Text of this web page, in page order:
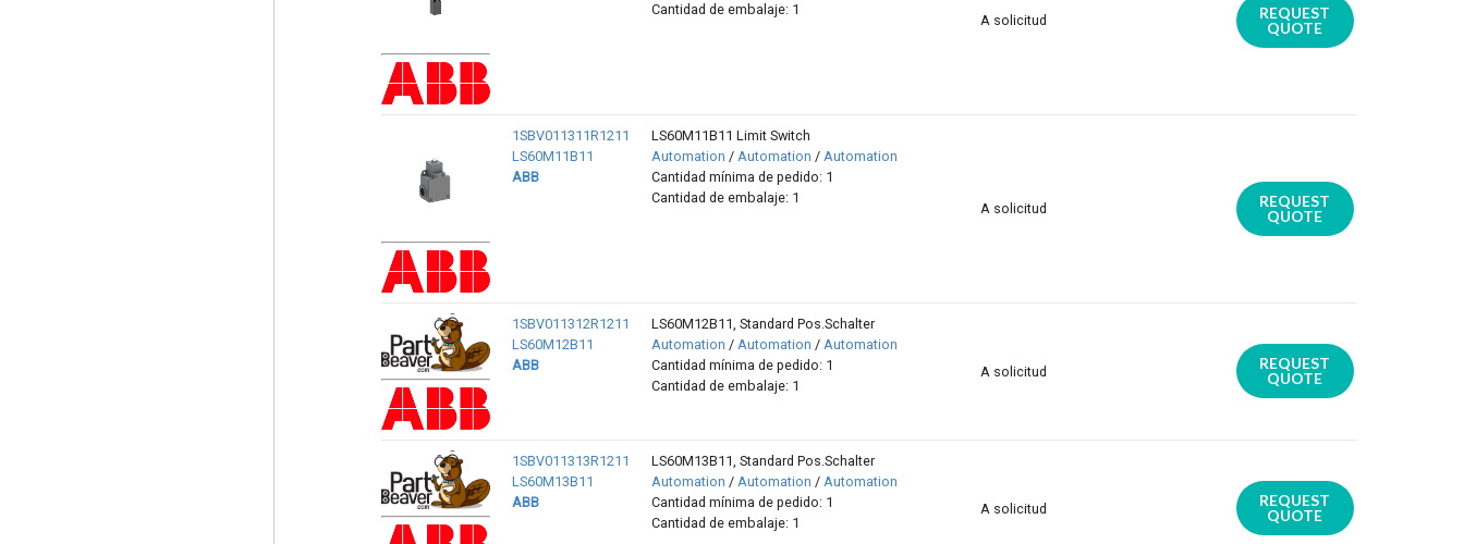
Cantidad de embalaje: 1
A solicitud
REQUEST
QUOTE
1SBV011311R1211
LS60M11B11
ABB
LS60M11B11 Limit Switch
Automation / Automation / Automation
Cantidad mínima de pedido: 1
Cantidad de embalaje: 1
A solicitud
REQUEST
QUOTE
1SBV011312R1211
LS60M12B11
ABB
LS60M12B11, Standard Pos.Schalter
Automation / Automation / Automation
Cantidad mínima de pedido: 1
Cantidad de embalaje: 1
A solicitud
REQUEST
QUOTE
1SBV011313R1211
LS60M13B11
ABB
LS60M13B11, Standard Pos.Schalter
Automation / Automation / Automation
Cantidad mínima de pedido: 1
Cantidad de embalaje: 1
A solicitud
REQUEST
QUOTE